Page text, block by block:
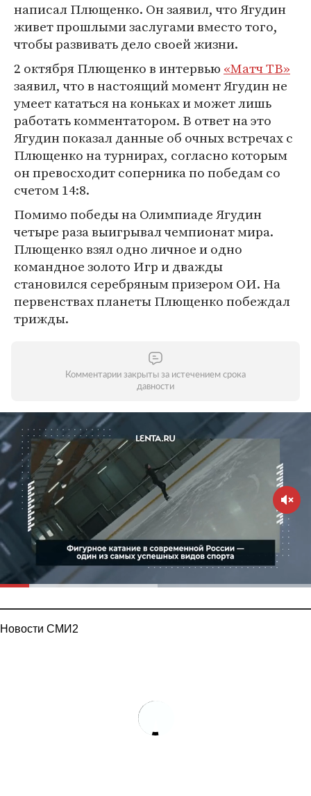
написал Плющенко. Он заявил, что Ягудин
живет прошлыми заслугами вместо того,
чтобы развивать дело своей жизни.
2 октября Плющенко в интервью «Матч ТВ»
заявил, что в настоящий момент Ягудин не
умеет кататься на коньках и может лишь
работать комментатором. В ответ на это
Ягудин показал данные об очных встречах с
Плющенко на турнирах, согласно которым
он превосходит соперника по победам со
счетом 14:8.
Помимо победы на Олимпиаде Ягудин
четыре раза выигрывал чемпионат мира.
Плющенко взял одно личное и одно
командное золото Игр и дважды
становился серебряным призером ОИ. На
первенствах планеты Плющенко побеждал
трижды.
Комментарии закрыты за истечением срока
давности
Новости СМИ2